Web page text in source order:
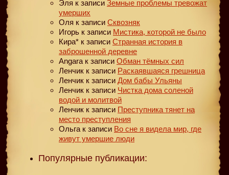
Эля к записи Земные проблемы тревожат
умерших
Оля к записи Сквозняк
Игорь к записи Мистика, которой не было
Кира* к записи Странная история в
заброшенной деревне
Angara к записи Обман тёмных сил
Ленчик к записи Раскаявшаяся грешница
Ленчик к записи Дом бабы Ульяны
Ленчик к записи Чистка дома соленой
водой и молитвой
Ленчик к записи Преступника тянет на
место преступления
Ольга к записи Во сне я видела мир, где
живут умершие люди
Популярные публикации: